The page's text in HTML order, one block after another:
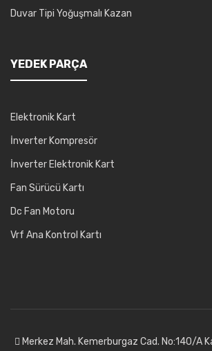
Duvar Tipi Yoğuşmalı Kazan
YEDEK PARÇA
Elektronik Kart
İnverter Kompresör
İnverter Elektronik Kart
Fan Sürücü Kartı
Dc Fan Motoru
Vrf Ana Kontrol Kartı
Merkez Mah. Kemerburgaz Cad. No:140/A